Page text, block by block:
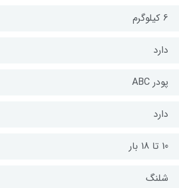
6 کیلوگرم
دارد
پودر ABC
دارد
10 تا 18 بار
شلنگ